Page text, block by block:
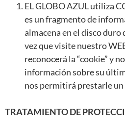
EL GLOBO AZUL utiliza
es un fragmento de
almacena en el disco duro
vez que visite nuestro
reconocerá la “cookie” y
información sobre su
nos permitirá prestarle
TRATAMIENTO DE